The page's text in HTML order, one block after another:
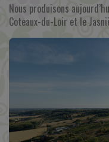
Nous produisons
Coteaux-du-Loir et le